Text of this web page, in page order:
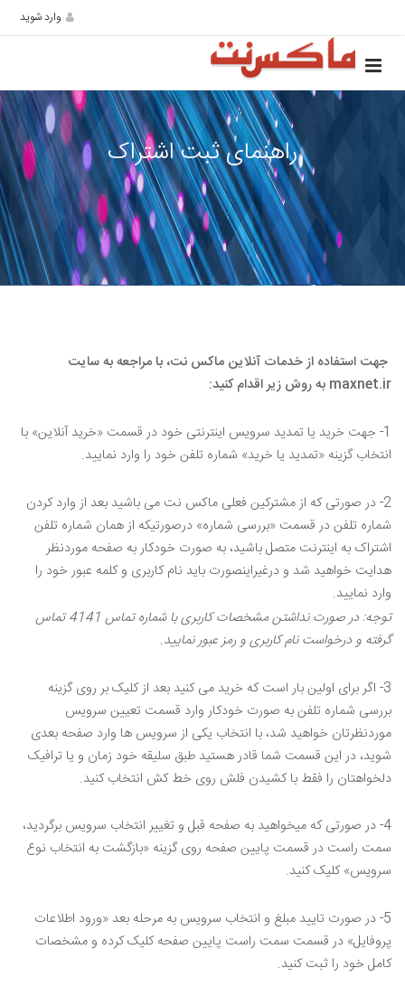
وارد شوید
راهنمای ثبت اشتراک
جهت استفاده از خدمات آنلاین ماکس نت، با مراجعه به سایت
maxnet.ir به روش زیر اقدام کنید:
1- جهت خرید یا تمدید سرویس اینترنتی خود در قسمت «خرید آنلاین» با
انتخاب گزینه «تمدید یا خرید» شماره تلفن خود را وارد نمایید.
2- در صورتی که از مشترکین فعلی ماکس نت می باشید بعد از وارد کردن
شماره تلفن در قسمت «بررسی شماره» درصورتیکه از همان شماره تلفن
اشتراک به اینترنت متصل باشید، به صورت خودکار به صفحه موردنظر
هدایت خواهید شد و درغیراینصورت باید نام کاربری و کلمه عبور خود را
وارد نمایید.
توجه: در صورت نداشتن مشخصات کاربری با شماره تماس 4141 تماس
گرفته و درخواست نام کاربری و رمز عبور نمایید.
3- اگر برای اولین بار است که خرید می کنید بعد از کلیک بر روی گزینه
بررسی شماره تلفن به صورت خودکار وارد قسمت تعیین سرویس
موردنظرتان خواهید شد، با انتخاب یکی از سرویس ها وارد صفحه بعدی
شوید، در این قسمت شما قادر هستید طبق سلیقه خود زمان و یا ترافیک
دلخواهتان را فقط با کشیدن فلش روی خط کش انتخاب کنید.
4- در صورتی که میخواهید به صفحه قبل و تغییر انتخاب سرویس برگردید،
سمت راست در قسمت پایین صفحه روی گزینه «بازگشت به انتخاب نوع
سرویس» کلیک کنید.
5- در صورت تایید مبلغ و انتخاب سرویس به مرحله بعد «ورود اطلاعات
پروفایل» در قسمت سمت راست پایین صفحه کلیک کرده و مشخصات
کامل خود را ثبت کنید.